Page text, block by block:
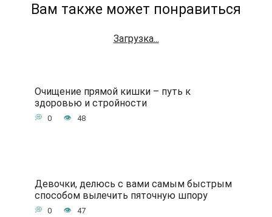
Вам также может понравиться
Загрузка...
Очищение прямой кишки – путь к
здоровью и стройности
0 48
Девочки, делюсь с вами самым быстрым
способом вылечить пяточную шпору
0 47